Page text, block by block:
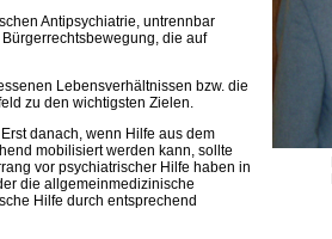
Antipsychiatrie, untrennbar
die auf
Lebensverhältnissen bzw. die
zu den wichtigsten Zielen.
danach, wenn Hilfe aus dem
mobilisiert werden kann, sollte
vor psychiatrischer Hilfe haben in
die allgemeinmedizinische
Hilfe durch entsprechend